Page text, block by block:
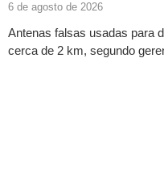
6 de agosto de 2026
Antenas falsas usadas para
cerca de 2 km, segundo